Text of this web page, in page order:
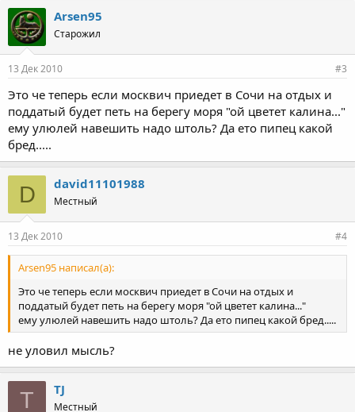
Arsen95
Старожил
13 Дек 2010 #3
Это че теперь если москвич приедет в Сочи на отдых и
поддатый будет петь на берегу моря "ой цветет калина..."
ему улюлей навешить надо штоль? Да ето пипец какой
бред.....
D david11101988
Местный
13 Дек 2010 #4
Arsen95 написал(а):
Это че теперь если москвич приедет в Сочи на отдых и
поддатый будет петь на берегу моря "ой цветет калина..."
ему улюлей навешить надо штоль? Да ето пипец какой бред.....
не уловил мысль?
T TJ
Местный